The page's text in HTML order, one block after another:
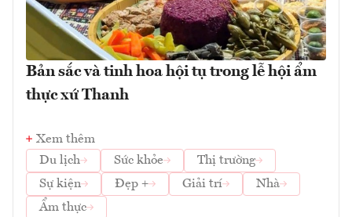
Bản sắc và tinh hoa hội tụ trong lễ hội ẩm
thực xứ Thanh
Xem thêm
Du lịch
Sức khỏe
Thị trường
Sự kiện
Đẹp + Giải trí
Nhà
Ẩm thực